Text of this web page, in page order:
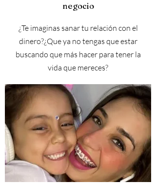
negocio
¿Te imaginas sanar tu relación con el
dinero?¿Que ya no tengas que estar
buscando que más hacer para tener la
vida que mereces?